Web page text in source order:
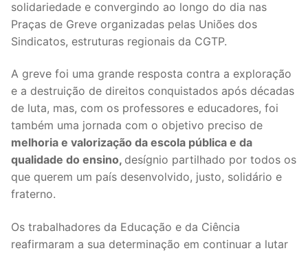
solidariedade e convergindo ao longo do dia nas
Praças de Greve organizadas pelas Uniões dos
Sindicatos, estruturas regionais da CGTP.
A greve foi uma grande resposta contra a exploração
e a destruição de direitos conquistados após décadas
de luta, mas, com os professores e educadores, foi
também uma jornada com o objetivo preciso de
melhoria e valorização da escola pública e da
qualidade do ensino, desígnio partilhado por todos os
que querem um país desenvolvido, justo, solidário e
fraterno.
Os trabalhadores da Educação e da Ciência
reafirmaram a sua determinação em continuar a lutar